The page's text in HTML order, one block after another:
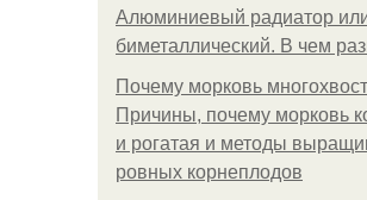
Алюминиевый радиатор
биметаллический. В чем
Почему морковь
Причины, почему морковь
и рогатая и методы
ровных корнеплодов